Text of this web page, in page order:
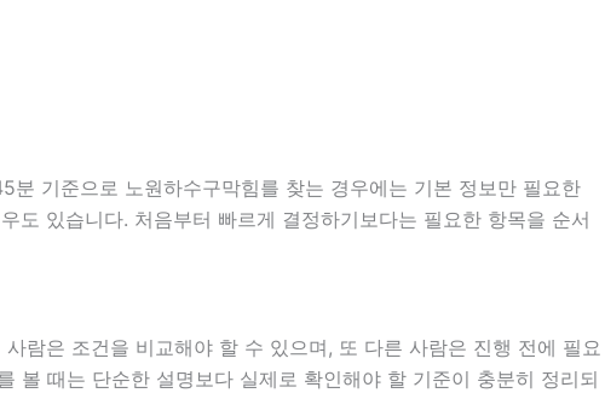
기준으로 노원하수구막힘를 찾는 경우에는 기본 정보만 필요한
도 있습니다. 처음부터 빠르게 결정하기보다는 필요한 항목을 순서
람은 조건을 비교해야 할 수 있으며, 또 다른 사람은 진행 전에 필요
때는 단순한 설명보다 실제로 확인해야 할 기준이 충분히 정리되